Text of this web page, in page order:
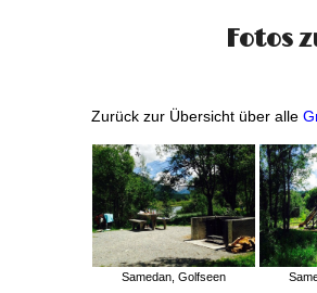
Fotos
Zurück zur Übersicht über alle
Samedan, Golfseen